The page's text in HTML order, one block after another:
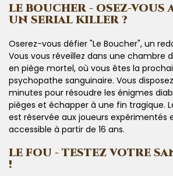
LE BOUCHER - OSEZ-VOUS
UN SERIAL KILLER ?
Oserez-vous défier "Le Boucher", un
Vous vous réveillez dans une chambre
en piège mortel, où vous êtes la
psychopathe sanguinaire. Vous
minutes pour résoudre les énigmes
pièges et échapper à une fin tragique.
est réservée aux joueurs expérimentés
accessible à partir de 16 ans.
LE FOU - TESTEZ VOTRE
!